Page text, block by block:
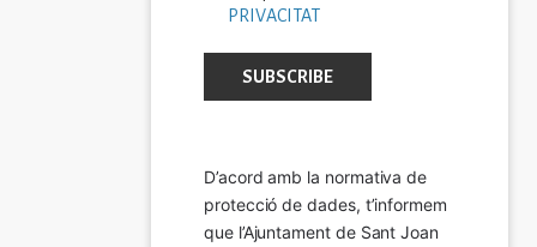
PRIVACITAT
D’acord amb la normativa de
protecció de dades, t’informem
que l’Ajuntament de Sant Joan